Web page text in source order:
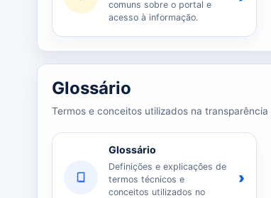
comuns sobre o portal e
acesso à informação.
Glossário
Termos e conceitos utilizados na transparência
Glossário
Definições e explicações de
termos técnicos e
conceitos utilizados no
›